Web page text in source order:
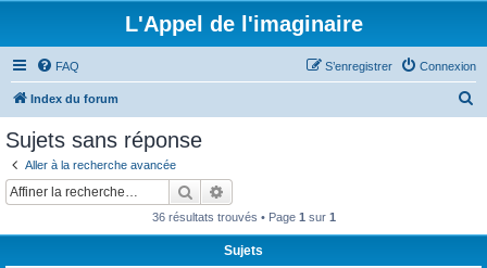
L'Appel de l'imaginaire
FAQ Connexion
S’enregistrer
Index du forum
Sujets sans réponse
Aller à la recherche avancée
Rechercher
36 résultats trouvés • Page 1 sur 1
Sujets